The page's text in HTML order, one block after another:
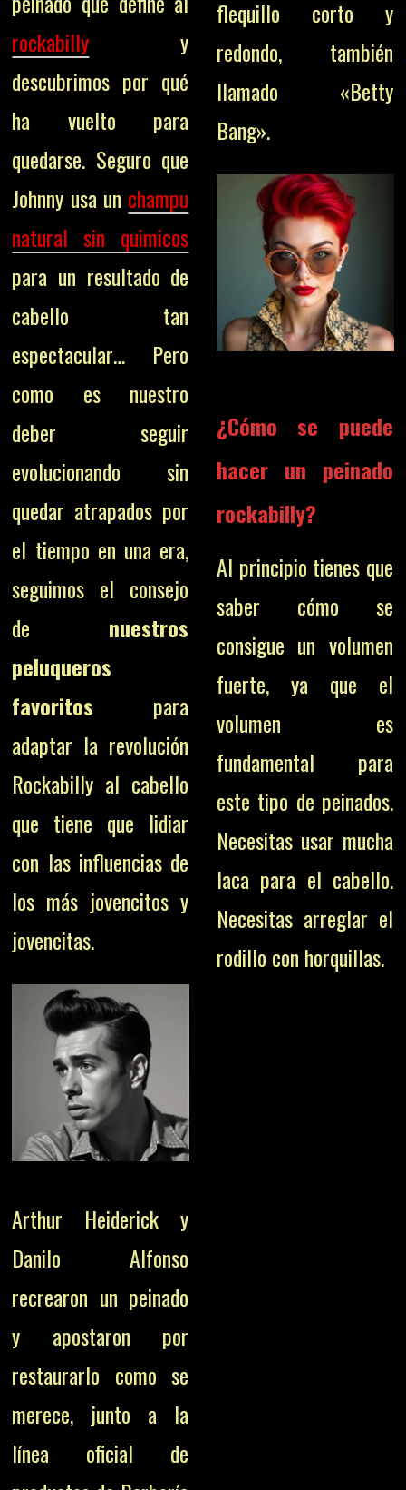
rockabilly y
descubrimos por qué
ha vuelto para
quedarse. Seguro que
Johnny usa un champu
natural sin quimicos
para un resultado de
cabello tan
espectacular… Pero
como es nuestro
deber seguir
evolucionando sin
quedar atrapados por
el tiempo en una era,
seguimos el consejo
de nuestros
peluqueros
favoritos para
adaptar la revolución
Rockabilly al cabello
que tiene que lidiar
con las influencias de
los más jovencitos y
jovencitas.
Arthur Heiderick y
Danilo Alfonso
recrearon un peinado
y apostaron por
restaurarlo como se
merece, junto a la
línea oficial de
flequillo corto y
redondo, también
llamado «Betty
Bang».
¿Cómo se puede
hacer un peinado
rockabilly?
Al principio tienes que
saber cómo se
consigue un volumen
fuerte, ya que el
volumen es
fundamental para
este tipo de peinados.
Necesitas usar mucha
laca para el cabello.
Necesitas arreglar el
rodillo con horquillas.